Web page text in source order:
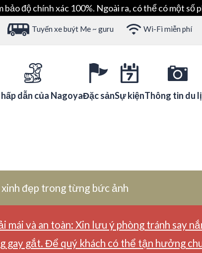
bảo độ chính xác 100%. Ngoài ra, có thể có một
Tuyến xe buýt Me ~ guru Wi-Fi miễn phí
dẫn của NagoyaĐặc sảnSự kiệnThông tin du
xinh đẹp trong từng bức ảnh
mái và an toàn: Xin lưu ý phòng tránh say
gắt. Để quý khách có thể tận hưởng